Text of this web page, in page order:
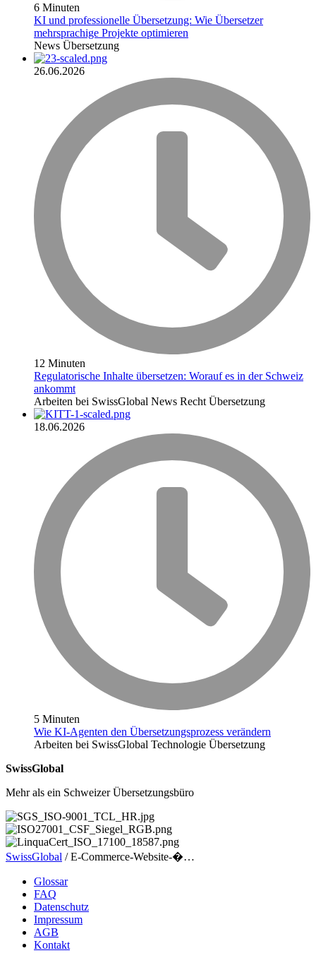
6 Minuten
KI und professionelle Übersetzung: Wie Übersetzer
mehrsprachige Projekte optimieren
News Übersetzung
26.06.2026
12 Minuten
Regulatorische Inhalte übersetzen: Worauf es in der Schweiz
ankommt
Arbeiten bei SwissGlobal News Recht Übersetzung
18.06.2026
5 Minuten
Wie KI-Agenten den Übersetzungsprozess verändern
Arbeiten bei SwissGlobal Technologie Übersetzung
SwissGlobal
Mehr als ein Schweizer Übersetzungsbüro
SwissGlobal /E-Commerce-Website-�…
Glossar
FAQ
Datenschutz
Impressum
AGB
Kontakt